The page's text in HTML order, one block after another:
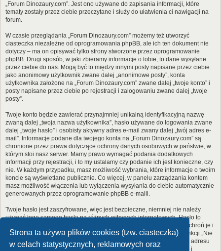
Strona ta używa plików cookies (tzw. ciasteczka)
w celach statystycznych, reklamowych oraz
„Forum Dinozaury.com”. Jest ono używane do zapisania informacji, które
tematy zostały przez ciebie przeczytane i służy do ułatwienia ci nawigacji na
forum.
W czasie przeglądania „Forum Dinozaury.com” możemy też utworzyć
ciasteczka niezależne od oprogramowania phpBB, ale ich ten dokument nie
dotyczy – ma on opisywać tylko strony stworzone przez oprogramowanie
phpBB. Drugi sposób, w jaki zbieramy informacje o tobie, to dane wysyłane
przez ciebie do nas. Mogą być to między innymi posty napisane przez ciebie
jako anonimowy użytkownik zwane dalej „anonimowe posty”, konta
użytkownika założone na „Forum Dinozaury.com” zwane dalej „twoje konto” i
posty napisane przez ciebie po rejestracji i zalogowaniu zwane dalej „twoje
posty”.
Twoje konto będzie zawierać przynajmniej unikalną identyfikacyjną nazwę
zwaną dalej „twoja nazwa użytkownika”, hasło używane do logowania zwane
dalej „twoje hasło” i osobisty aktywny adres e-mail zwany dalej „twój adres e-
mail”. Informacje podane dla twojego konta na „Forum Dinozaury.com” są
chronione przez prawa dotyczące ochrony danych osobowych w państwie, w
którym stoi nasz serwer. Mamy prawo wymagać podania dodatkowych
informacji przy rejestracji, i to my ustalamy czy podanie ich jest konieczne, czy
nie. W każdym przypadku, masz możliwość wybrania, które informacje o twoim
koncie są wyświetlane publicznie. Co więcej, w panelu zarządzania kontem
masz możliwość włączenia lub wyłączenia wysyłania do ciebie automatycznie
generowanych przez oprogramowanie phpBB e-maili.
Twoje hasło jest zaszyfrowane, więc jest bezpieczne, niemniej nie należy
używać tego samego hasła na różnych witrynach internetowych. Hasło to
umożliwia dostęp do twojego konta na „Forum Dinozaury.com”, więc chroń je i
w żadnym wypadku nie podawajnikomu. Jeśli je zapomnisz, użyj funkcji „Nie
pamiętam hasła”. Witryna poprosi cię o podanie nazwy użytkownika i adresu
e-mail. Po podaniu tych danych zostanie wygenerowane nowe hasło i